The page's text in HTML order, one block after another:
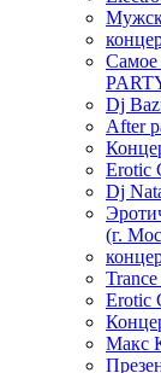
Самое
Dj
After
Erotic
Dj
(г.
Erotic
Макс